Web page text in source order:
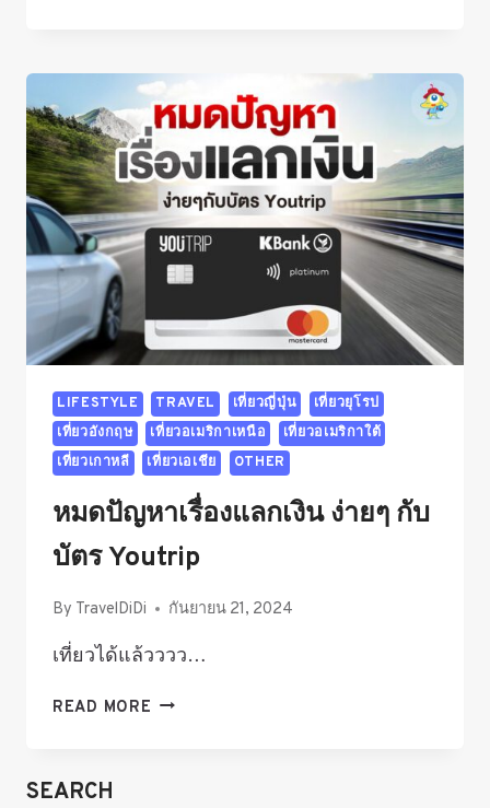
ทำ
ใน
โตเกียว
เที่ยว
ญี่ปุ่น
เดือน
สิงหาคม
2025
LIFESTYLE TRAVEL เที่ยวญี่ปุ่น
เที่ยวยุโรป
เที่ยวอังกฤษ
เที่ยวอเมริกาเหนือ
เที่ยวอเมริกาใต้
เที่ยวเกาหลี
เที่ยวเอเชีย OTHER
หมดปัญหาเรื่องแลกเงิน ง่ายๆ กับ
บัตร Youtrip
By TravelDiDi กันยายน 21, 2024
เที่ยวได้แล้วววว…
READ MORE หมด
SEARCH